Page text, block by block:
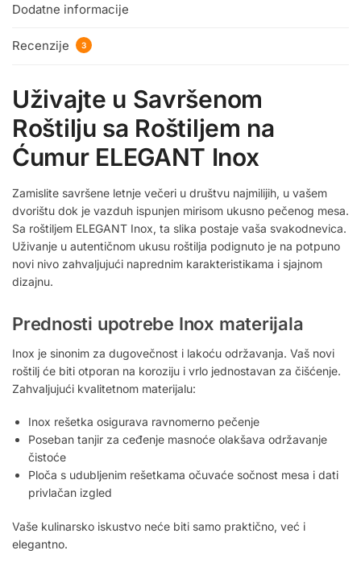
Dodatne informacije
Recenzije 3
Uživajte u Savršenom
Roštilju sa Roštiljem na
Ćumur ELEGANT Inox
Zamislite savršene letnje večeri u društvu najmilijih, u vašem
dvorištu dok je vazduh ispunjen mirisom ukusno pečenog mesa.
Sa roštiljem ELEGANT Inox, ta slika postaje vaša svakodnevica.
Uživanje u autentičnom ukusu roštilja podignuto je na potpuno
novi nivo zahvaljujući naprednim karakteristikama i sjajnom
dizajnu.
Prednosti upotrebe Inox materijala
Inox je sinonim za dugovečnost i lakoću održavanja. Vaš novi
roštilj će biti otporan na koroziju i vrlo jednostavan za čišćenje.
Zahvaljujući kvalitetnom materijalu:
Inox rešetka osigurava ravnomerno pečenje
Poseban tanjir za ceđenje masnoće olakšava održavanje
čistoće
Ploča s udubljenim rešetkama očuvaće sočnost mesa i dati
privlačan izgled
Vaše kulinarsko iskustvo neće biti samo praktično, već i
elegantno.